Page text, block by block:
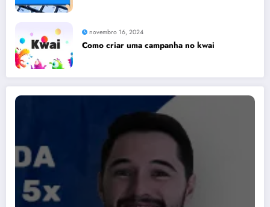
novembro 16, 2024
Como criar uma campanha no kwai